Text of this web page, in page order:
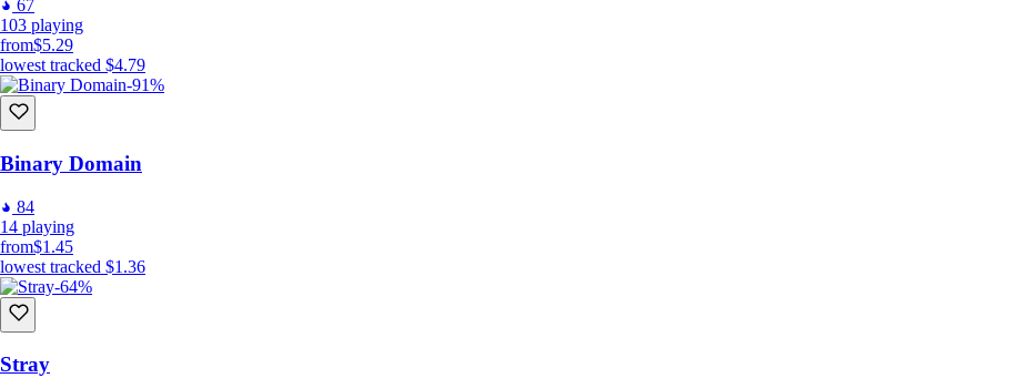
67
103 playing
from$5.29
lowest tracked $4.79
-91%
Binary Domain
84
14 playing
from$1.45
lowest tracked $1.36
-64%
Stray